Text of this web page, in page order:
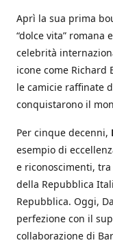
Aprì la sua prima
“dolce vita”
celebrità
icone come Richard
le camicie raffinate
conquistarono il
Per cinque decenni,
esempio di
e riconoscimenti,
della Repubblica
Repubblica. Oggi,
perfezione con il
collaborazione di